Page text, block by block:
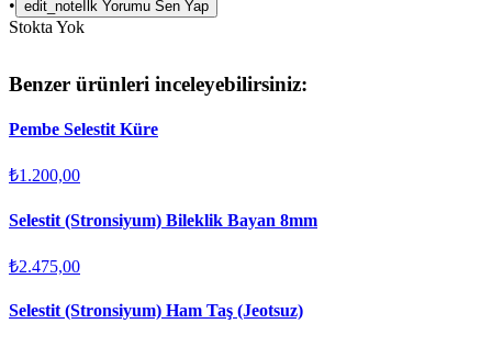
• edit_note İlk Yorumu Sen Yap
Stokta Yok
Benzer ürünleri inceleyebilirsiniz:
Pembe Selestit Küre
₺1.200,00
Selestit (Stronsiyum) Bileklik Bayan 8mm
₺2.475,00
Selestit (Stronsiyum) Ham Taş (Jeotsuz)